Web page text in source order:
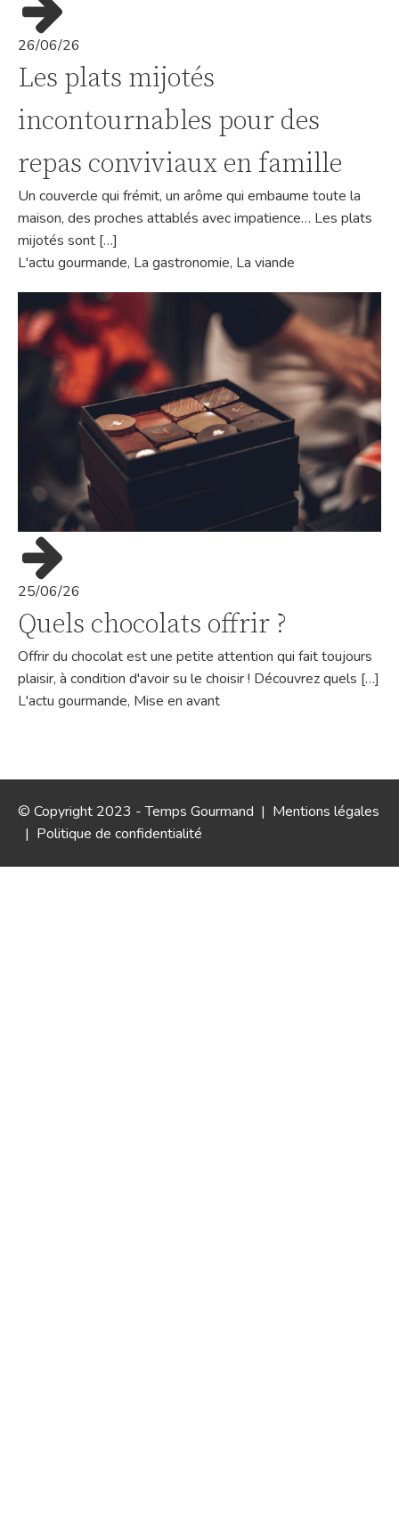
26/06/26
Les plats mijotés
incontournables pour des
repas conviviaux en famille
Un couvercle qui frémit, un arôme qui embaume toute la
maison, des proches attablés avec impatience… Les plats
mijotés sont […]
L'actu gourmande, La gastronomie, La viande
25/06/26
Quels chocolats offrir ?
Offrir du chocolat est une petite attention qui fait toujours
plaisir, à condition d'avoir su le choisir ! Découvrez quels […]
L'actu gourmande, Mise en avant
© Copyright 2023 - Temps Gourmand | Mentions légales
| Politique de confidentialité